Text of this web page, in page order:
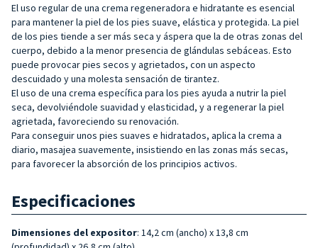
El uso regular de una crema regeneradora e hidratante es esencial
para mantener la piel de los pies suave, elástica y protegida. La piel
de los pies tiende a ser más seca y áspera que la de otras zonas del
cuerpo, debido a la menor presencia de glándulas sebáceas. Esto
puede provocar pies secos y agrietados, con un aspecto
descuidado y una molesta sensación de tirantez.
El uso de una crema específica para los pies ayuda a nutrir la piel
seca, devolviéndole suavidad y elasticidad, y a regenerar la piel
agrietada, favoreciendo su renovación.
Para conseguir unos pies suaves e hidratados, aplica la crema a
diario, masajea suavemente, insistiendo en las zonas más secas,
para favorecer la absorción de los principios activos.
Especificaciones
Dimensiones del expositor: 14,2 cm (ancho) x 13,8 cm